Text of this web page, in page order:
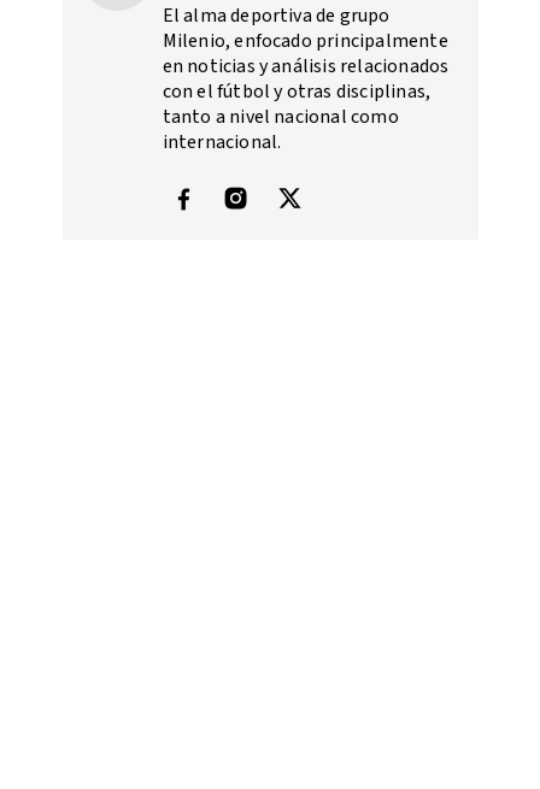
El alma deportiva de grupo
Milenio, enfocado principalmente
en noticias y análisis relacionados
con el fútbol y otras disciplinas,
tanto a nivel nacional como
internacional.